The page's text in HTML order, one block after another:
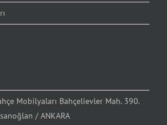
Mobilyaları Bahçelievler Mah. 390.
/ ANKARA